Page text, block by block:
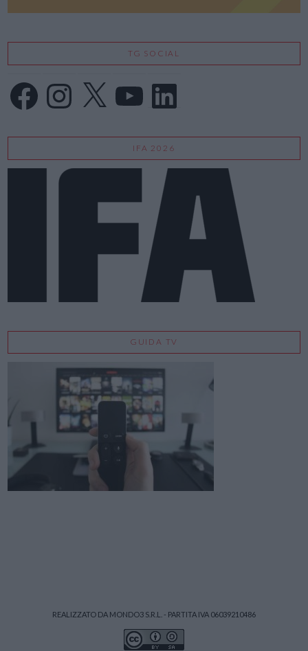
TG SOCIAL
FacebookInstagram
X LinkedIn
IFA 2026
GUIDA TV
REALIZZATO DA MONDO3 S.R.L. - PARTITA IVA 06039210486